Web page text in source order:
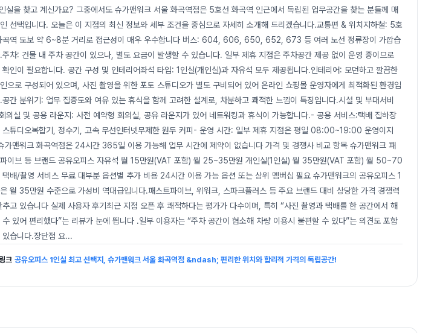
실을 찾고 계신가요? 그중에서도 슈가맨워크 서울 화곡역점은 5호선 화곡역 인근에서 독립된 업무공간을 찾는 분들께 매
선택입니다. 오늘은 이 지점의 최신 정보와 세부 조건을 중심으로 자세히 소개해 드리겠습니다.교통편 & 위치지하철: 5호
곡역 도보 약 6~8분 거리로 접근성이 매우 우수합니다 버스: 604, 606, 650, 652, 673 등 여러 노선 정류장이 가깝습
주차: 건물 내 주차 공간이 있으나, 별도 요금이 발생할 수 있습니다. 일부 제휴 지점은 주차공간 제공 없이 운영 중이므로
확인이 필요합니다. 공간 구성 및 인테리어좌석 타입: 1인실(개인실)과 자유석 모두 제공됩니다.인테리어: 모던하고 깔끔한
으로 구성되어 있으며, 사진 촬영을 위한 포토 스튜디오가 별도 구비되어 있어 온라인 쇼핑몰 운영자에게 최적화된 환경입
공간 분위기: 업무 집중도와 여유 있는 휴식을 함께 고려한 설계로, 차분하고 쾌적한 느낌이 특징입니다.시설 및 부대서비
의실 및 공용 라운지: 사전 예약형 회의실, 공유 라운지가 있어 네트워킹과 휴식이 가능합니다.- 공용 서비스:택배 집하장
스튜디오복합기, 정수기, 고속 무선인터넷무제한 원두 커피- 운영 시간: 일부 제휴 지점은 평일 08:00~19:00 운영이지
가맨워크 화곡역점은 24시간 365일 이용 가능해 업무 시간에 제약이 없습니다 가격 및 경쟁사 비교 항목 슈가맨워크 패
이브 등 브랜드 공유오피스 자유석 월 15만원(VAT 포함) 월 25~35만원 개인실(1인실) 월 35만원(VAT 포함) 월 50~70
택배/촬영 서비스 무료 대부분 옵션별 추가 비용 24시간 이용 가능 옵션 또는 상위 멤버십 필요 슈가맨워크의 공유오피스 1
월 35만원 수준으로 가성비 역대급입니다.패스트파이브, 위워크, 스파크플러스 등 주요 브랜드 대비 상당한 가격 경쟁력
추고 있습니다 실제 사용자 후기최근 지점 오픈 후 쾌적하다는 평가가 다수이며, 특히 “사진 촬영과 택배를 한 공간에서 해
수 있어 편리했다”는 리뷰가 눈에 띕니다 .일부 이용자는 “주차 공간이 협소해 차량 이용시 불편할 수 있다”는 의견도 포함
있습니다.장단점 요...
크 공유오피스 1인실 최고 선택지, 슈가맨워크 서울 화곡역점 &ndash; 편리한 위치와 합리적 가격의 독립공간!